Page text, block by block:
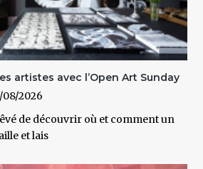
artistes avec l’Open Art Sunday
08/2026
de découvrir où et comment un
et lais